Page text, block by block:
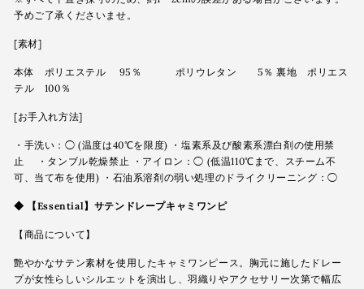
予めご了承くださいませ。
[素材]
本体 ポリエステル 95％ ポリウレタン 5％ 裏地 ポリエス
テル 100％
[お手入れ方法]
・手洗い：◯ (温度は40℃を限度) ・塩素系及び酸素系漂白剤の使用禁
止 ・タンブル乾燥禁止 ・アイロン：◯ (低温110℃まで、スチーム不
可、当て布を使用) ・石油系溶剤の弱い処理のドライクリーニング：◯
◆ 【Essential】サテンドレープキャミワンピ
【商品について】
艶やかなサテン素材を使用したキャミワンピース。胸元に施したドレー
プが女性らしいシルエットを演出し、羽織りやアクセサリー次第で幅広